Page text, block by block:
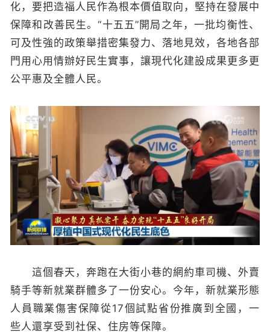
化，要把造福人民作為根本價值取向，堅持在發展中
保障和改善民生。“十五五”開局之年，一批均衡性、
可及性強的政策舉措密集發力、落地見效，各地各部
門用心用情辦好民生實事，讓現代化建設成果更多更
公平惠及全體人民。
這個春天，奔跑在大街小巷的網約車司機、外賣
騎手等新就業群體多了一份安心。今年，新就業形態
人員職業傷害保障從17個試點省份推廣到全國，一
些人還享受到社保、住房等保障。